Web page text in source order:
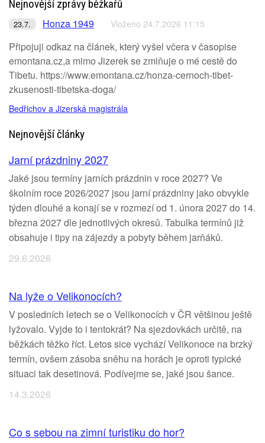
Nejnovější zprávy běžkařů
23.7. Honza 1949 Vloženo 24.7.2026 11:15
Připojuji odkaz na článek, který vyšel včera v časopise
emontana.cz,a mimo Jizerek se zmiňuje o mé cestě do
Tibetu. https://www.emontana.cz/honza-cernoch-tibet-
zkusenosti-tibetska-doga/
Bedřichov a Jizerská magistrála
Nejnovější články
Jarní prázdniny 2027
Jaké jsou termíny jarních prázdnin v roce 2027? Ve
školním roce 2026/2027 jsou jarní prázdniny jako obvykle
týden dlouhé a konají se v rozmezí od 1. února 2027 do 14.
března 2027 dle jednotlivých okresů. Tabulka termínů již
obsahuje i tipy na zájezdy a pobyty během jarňáků.
29.6.2026
Na lyže o Velikonocích?
V posledních letech se o Velikonocích v ČR většinou ještě
lyžovalo. Vyjde to i tentokrát? Na sjezdovkách určitě, na
běžkách těžko říct. Letos sice vychází Velikonoce na brzký
termín, ovšem zásoba sněhu na horách je oproti typické
situaci tak desetinová. Podívejme se, jaké jsou šance.
14.3.2026
Co s sebou na zimní turistiku do hor?